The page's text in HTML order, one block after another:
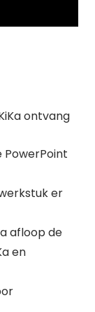
ontvang
PowerPoint
er
afloop de
en